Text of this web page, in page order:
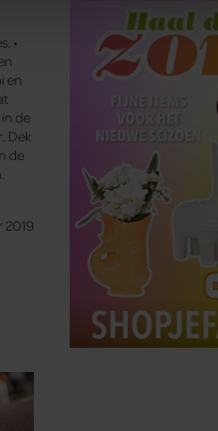
andere informatie die u aan ze
gaat akkoord met onze cookies
•
en
de
Dek
de
2019